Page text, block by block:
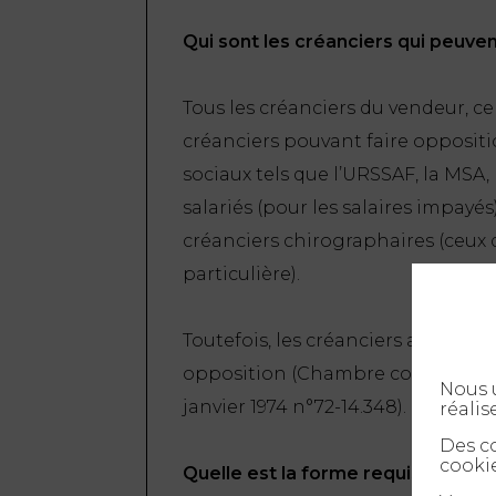
Qui sont les créanciers qui
Tous les créanciers du vendeur,
créanciers pouvant faire
sociaux tels que l’URSSAF, la
salariés (pour les salaires
créanciers chirographaires (ceux
particulière).
Toutefois, les créanciers ayant
opposition (Chambre
janvier 1974 n°72-14.348). La
Quelle est la forme requise pour
Nous
Des